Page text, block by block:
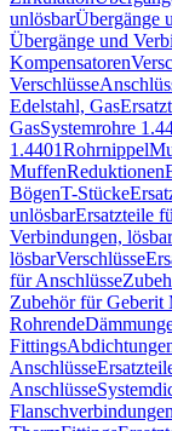
unlösbarÜbergänge
Übergänge und
Kompensatoren
Verschlüsse
Edelstahl, Gas
GasSystemrohre
1.4401Rohrnippel
MuffenReduktionen
BögenT-Stücke
unlösbarErsatzteile
Verbindungen, lösbar
lösbarVerschlüsse
für Anschlüsse
Zubehör für Geberit
Rohrende
Fittings
Anschlüsse
Anschlüsse
Flanschverbindungen